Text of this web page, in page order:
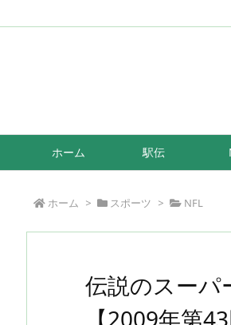
ホーム 駅伝
ホーム > スポーツ > NFL
伝説のスーパ
【2009年第